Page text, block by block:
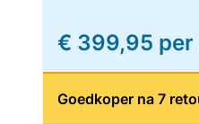
€ 399,95 per
Goedkoper na 7